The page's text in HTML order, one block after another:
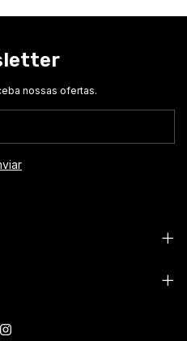
nossas ofertas.